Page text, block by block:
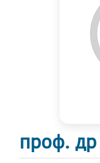
проф.